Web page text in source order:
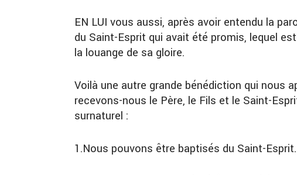
EN LUI vous aussi, après avoir entendu la
du Saint-Esprit qui avait été promis, lequel
la louange de sa gloire.
Voilà une autre grande bénédiction qui nous
recevons-nous le Père, le Fils et le Saint-
surnaturel :
1.Nous pouvons être baptisés du Saint-Esprit.